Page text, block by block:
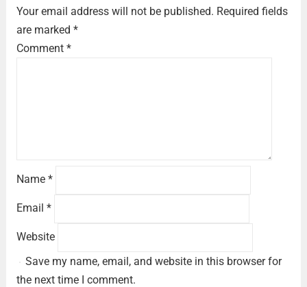
Your email address will not be published. Required fields
are marked *
Comment *
Name *
Email *
Website
Save my name, email, and website in this browser for
the next time I comment.